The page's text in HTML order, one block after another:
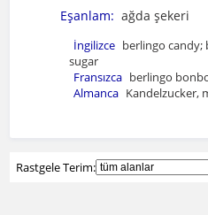
Eşanlam: ağda şekeri
İngilizce berlingo candy;
sugar
Fransızca berlingo
Almanca Kandelzucker,
Rastgele Terim: